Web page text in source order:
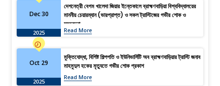
Dec 30
2025
দেশনেত্রী বেগম খালেদা জিয়ার ইন্তেকালে ব্রাহ্মণবাড়িয়া বিশ্ববিদ্যালয়ের
মাননীয় চেয়ারম্যান (ভারপ্রাপ্ত) ও সকল ট্রাস্টিজের গভীর শোক ও
সমবেদনা
Read More
Oct 29
2025
মুক্তিযোদ্ধা, বিশিষ্ট শিল্পপতি ও ইউনিভার্সিটি অব ব্রাহ্মণবাড়িয়ার ট্রাস্টি জনাব
মাহমুদুল হকের মৃত্যুতে গভীর শোক প্রকাশ
Read More